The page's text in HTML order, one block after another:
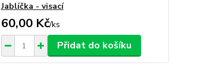
Jablíčka - visací
60,00 Kč/ks
Přidat do košíku